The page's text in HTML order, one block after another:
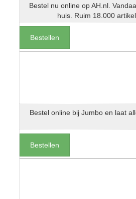
Bestel nu online op AH.nl.
huis. Ruim 18.000
Bestellen
Bestel online bij Jumbo en laat
Bestellen